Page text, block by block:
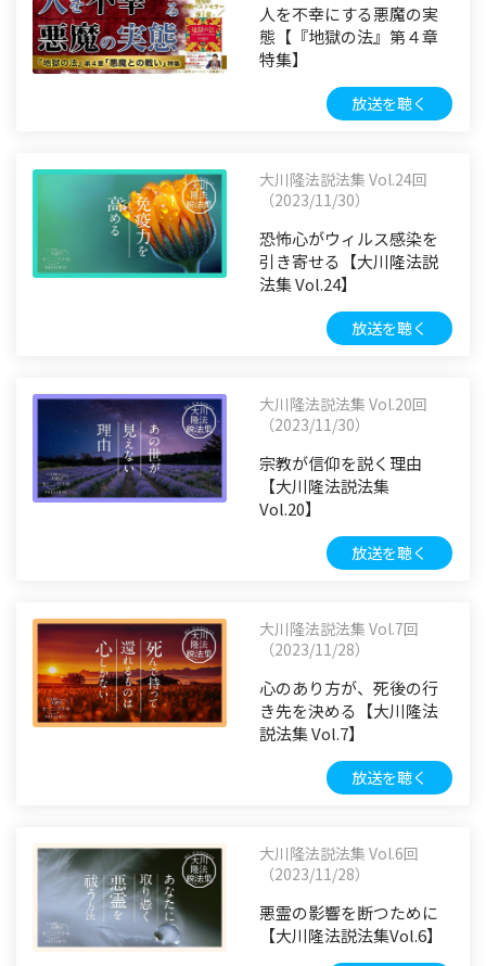
人を不幸にする悪魔の実
態【『地獄の法』第４章
特集】
放送を聴く
大川隆法説法集 Vol.24回
（2023/11/30）
恐怖心がウィルス感染を
引き寄せる【大川隆法説
法集 Vol.24】
放送を聴く
大川隆法説法集 Vol.20回
（2023/11/30）
宗教が信仰を説く理由
【大川隆法説法集
Vol.20】
放送を聴く
大川隆法説法集 Vol.7回
（2023/11/28）
心のあり方が、死後の行
き先を決める【大川隆法
説法集 Vol.7】
放送を聴く
大川隆法説法集 Vol.6回
（2023/11/28）
悪霊の影響を断つために
【大川隆法説法集Vol.6】